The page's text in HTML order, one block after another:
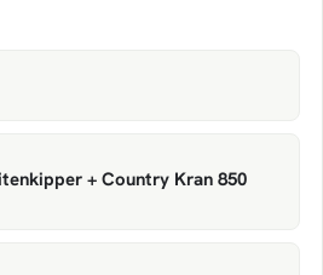
+ Country Kran 850